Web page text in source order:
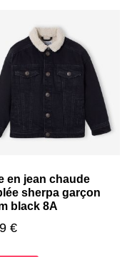
en jean chaude
sherpa garçon
black 8A
€